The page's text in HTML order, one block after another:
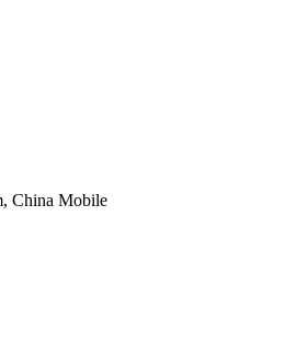
China Mobile